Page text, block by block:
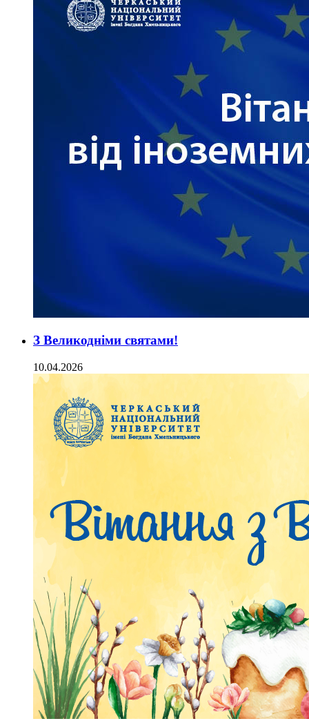
З Великодніми святами!
10.04.2026